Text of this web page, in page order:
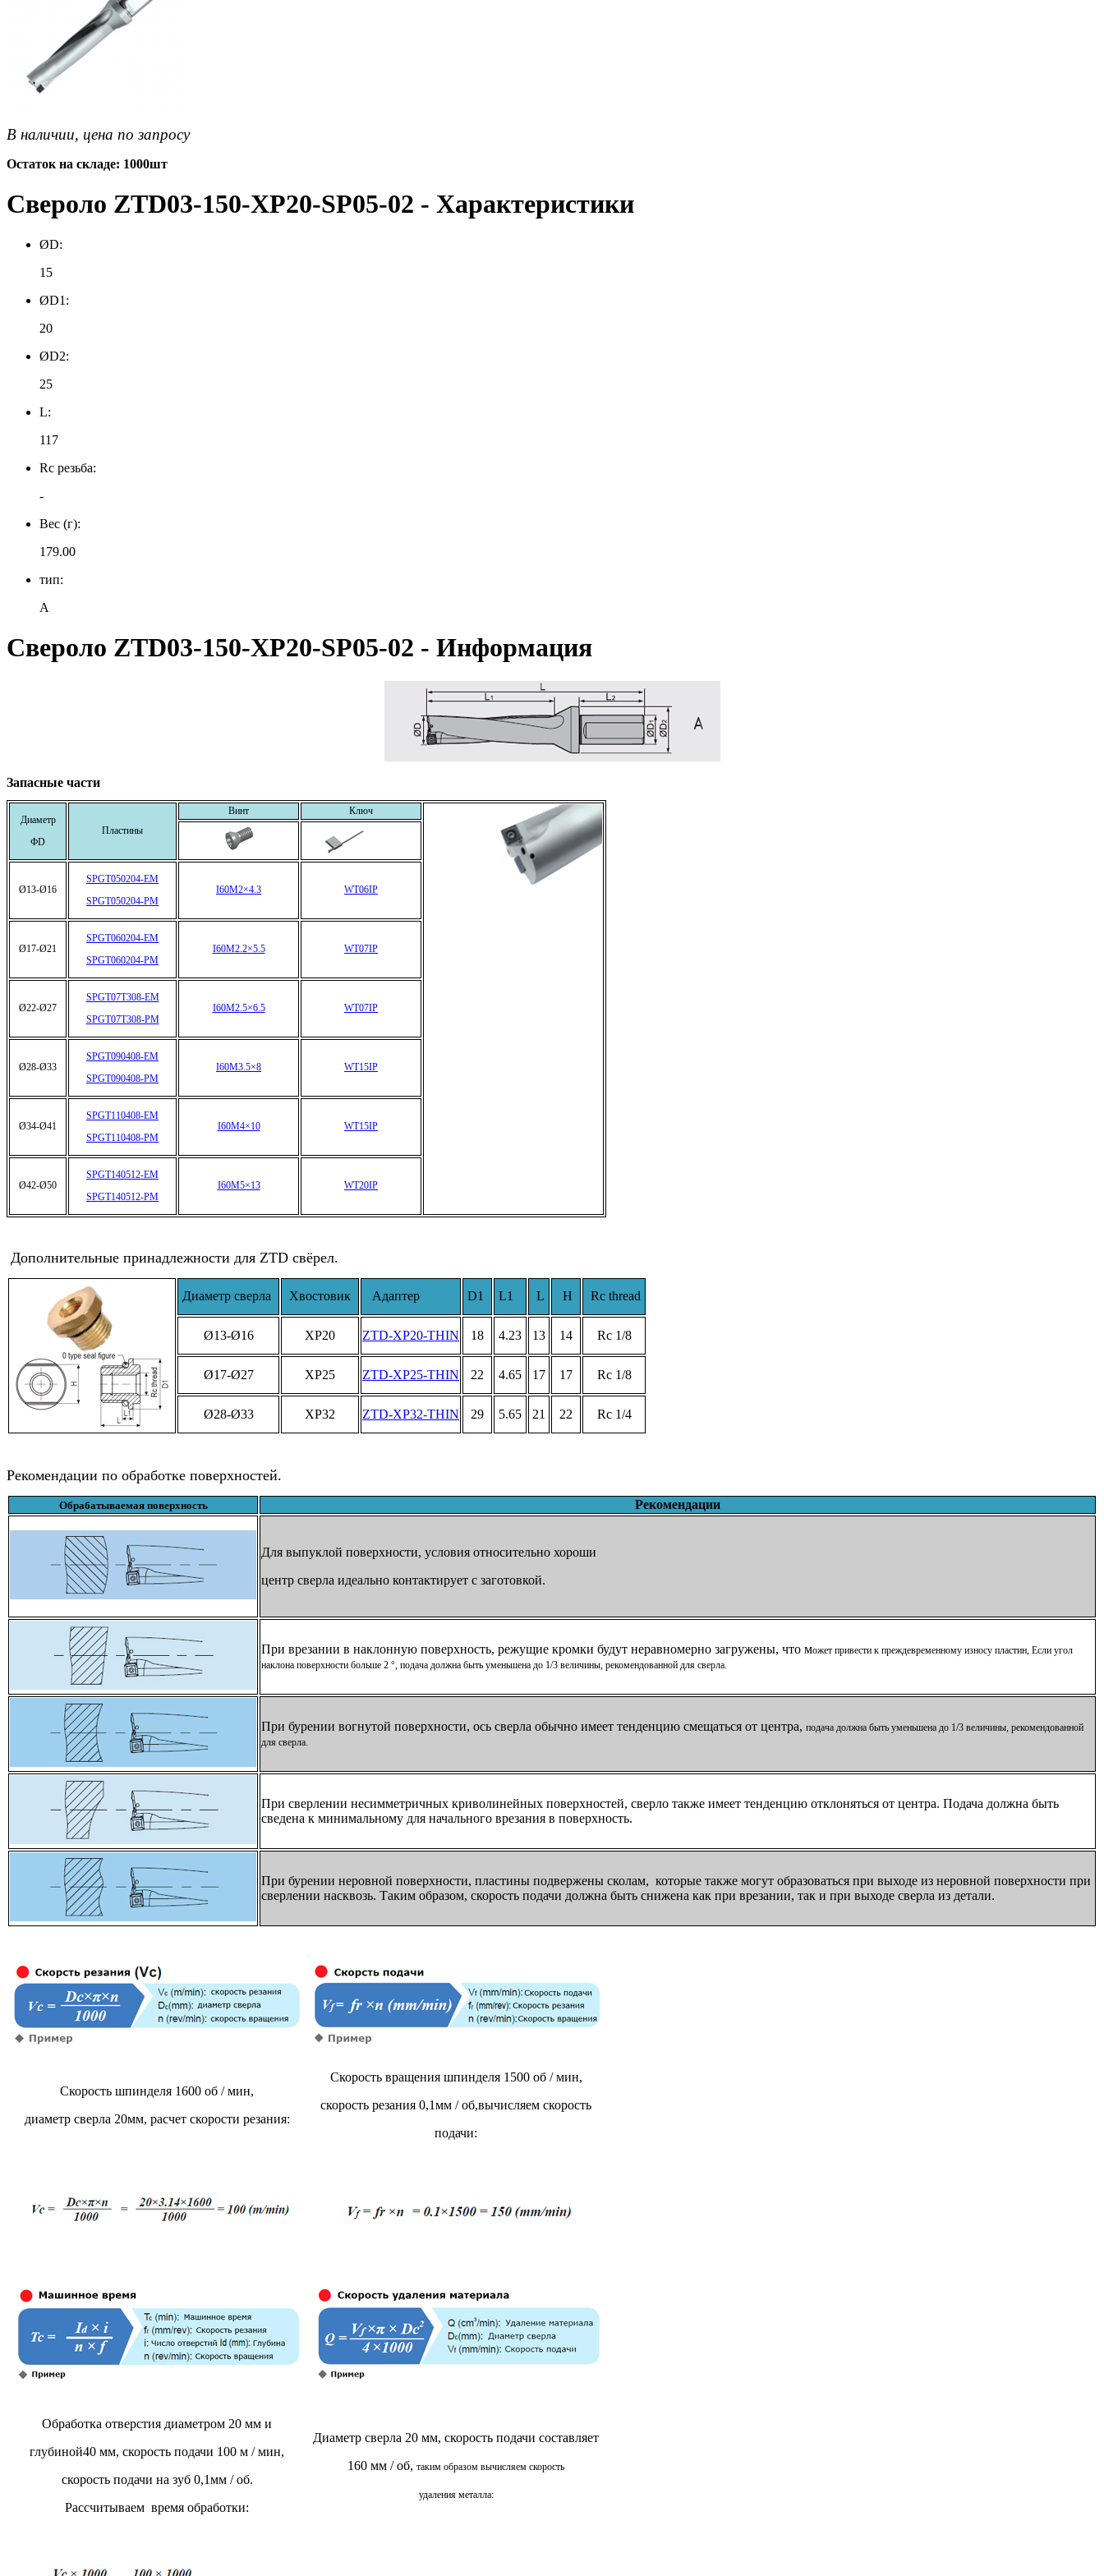
В наличии, цена по запросу
Остаток на складе: 1000шт
Свероло ZTD03-150-XP20-SP05-02 - Характеристики
ØD:
15
ØD1:
20
ØD2:
25
L:
117
Rc резьба:
-
Вес (г):
179.00
тип:
A
Свероло ZTD03-150-XP20-SP05-02 - Информация
Запасные части
Диаметр
ФD
Пластины
Винт Ключ
Ø13-Ø16
SPGT050204-EM
SPGT050204-PM
I60M2×4.3 WT06IP
Ø17-Ø21
SPGT060204-EM
SPGT060204-PM
I60M2.2×5.5 WT07IP
Ø22-Ø27
SPGT07T308-EM
SPGT07T308-PM
I60M2.5×6.5 WT07IP
Ø28-Ø33
SPGT090408-EM
SPGT090408-PM
I60M3.5×8 WT15IP
Ø34-Ø41
SPGT110408-EM
SPGT110408-PM
I60M4×10 WT15IP
Ø42-Ø50
SPGT140512-EM
SPGT140512-PM
I60M5×13 WT20IP
Дополнительные принадлежности для ZTD свёрел.
Диаметр сверла Хвостовик Адаптер D1 L1 L H Rc thread
Ø13-Ø16 XP20 ZTD-XP20-THIN 18 4.23 13 14 Rc 1/8
Ø17-Ø27 XP25 ZTD-XP25-THIN 22 4.65 17 17 Rc 1/8
Ø28-Ø33 XP32 ZTD-XP32-THIN 29 5.65 21 22 Rc 1/4
Рекомендации по обработке поверхностей.
Обрабатываемая поверхность Рекомендации
Для выпуклой поверхности, условия относительно хороши
центр сверла идеально контактирует с заготовкой.
При врезании в наклонную поверхность, режущие кромки будут неравномерно загружены, что может привести к преждевременному износу пластин, Если угол
наклона поверхности больше 2 °, подача должна быть уменьшена до 1/3 величины, рекомендованной для сверла.
При бурении вогнутой поверхности, ось сверла обычно имеет тенденцию смещаться от центра, подача должна быть уменьшена до 1/3 величины, рекомендованной
для сверла.
При сверлении несимметричных криволинейных поверхностей, сверло также имеет тенденцию отклоняться от центра. Подача должна быть
сведена к минимальному для начального врезания в поверхность.
При бурении неровной поверхности, пластины подвержены сколам, которые также могут образоваться при выходе из неровной поверхности при
сверлении насквозь. Таким образом, скорость подачи должна быть снижена как при врезании, так и при выходе сверла из детали.
Скорость шпинделя 1600 об / мин,
диаметр сверла 20мм, расчет скорости резания:
Скорость вращения шпинделя 1500 об / мин,
скорость резания 0,1мм / об,вычисляем скорость
подачи:
Обработка отверстия диаметром 20 мм и
глубиной40 мм, скорость подачи 100 м / мин,
скорость подачи на зуб 0,1мм / об.
Рассчитываем время обработки:
Диаметр сверла 20 мм, скорость подачи составляет
160 мм / об, таким образом вычисляем скорость
удаления металла: